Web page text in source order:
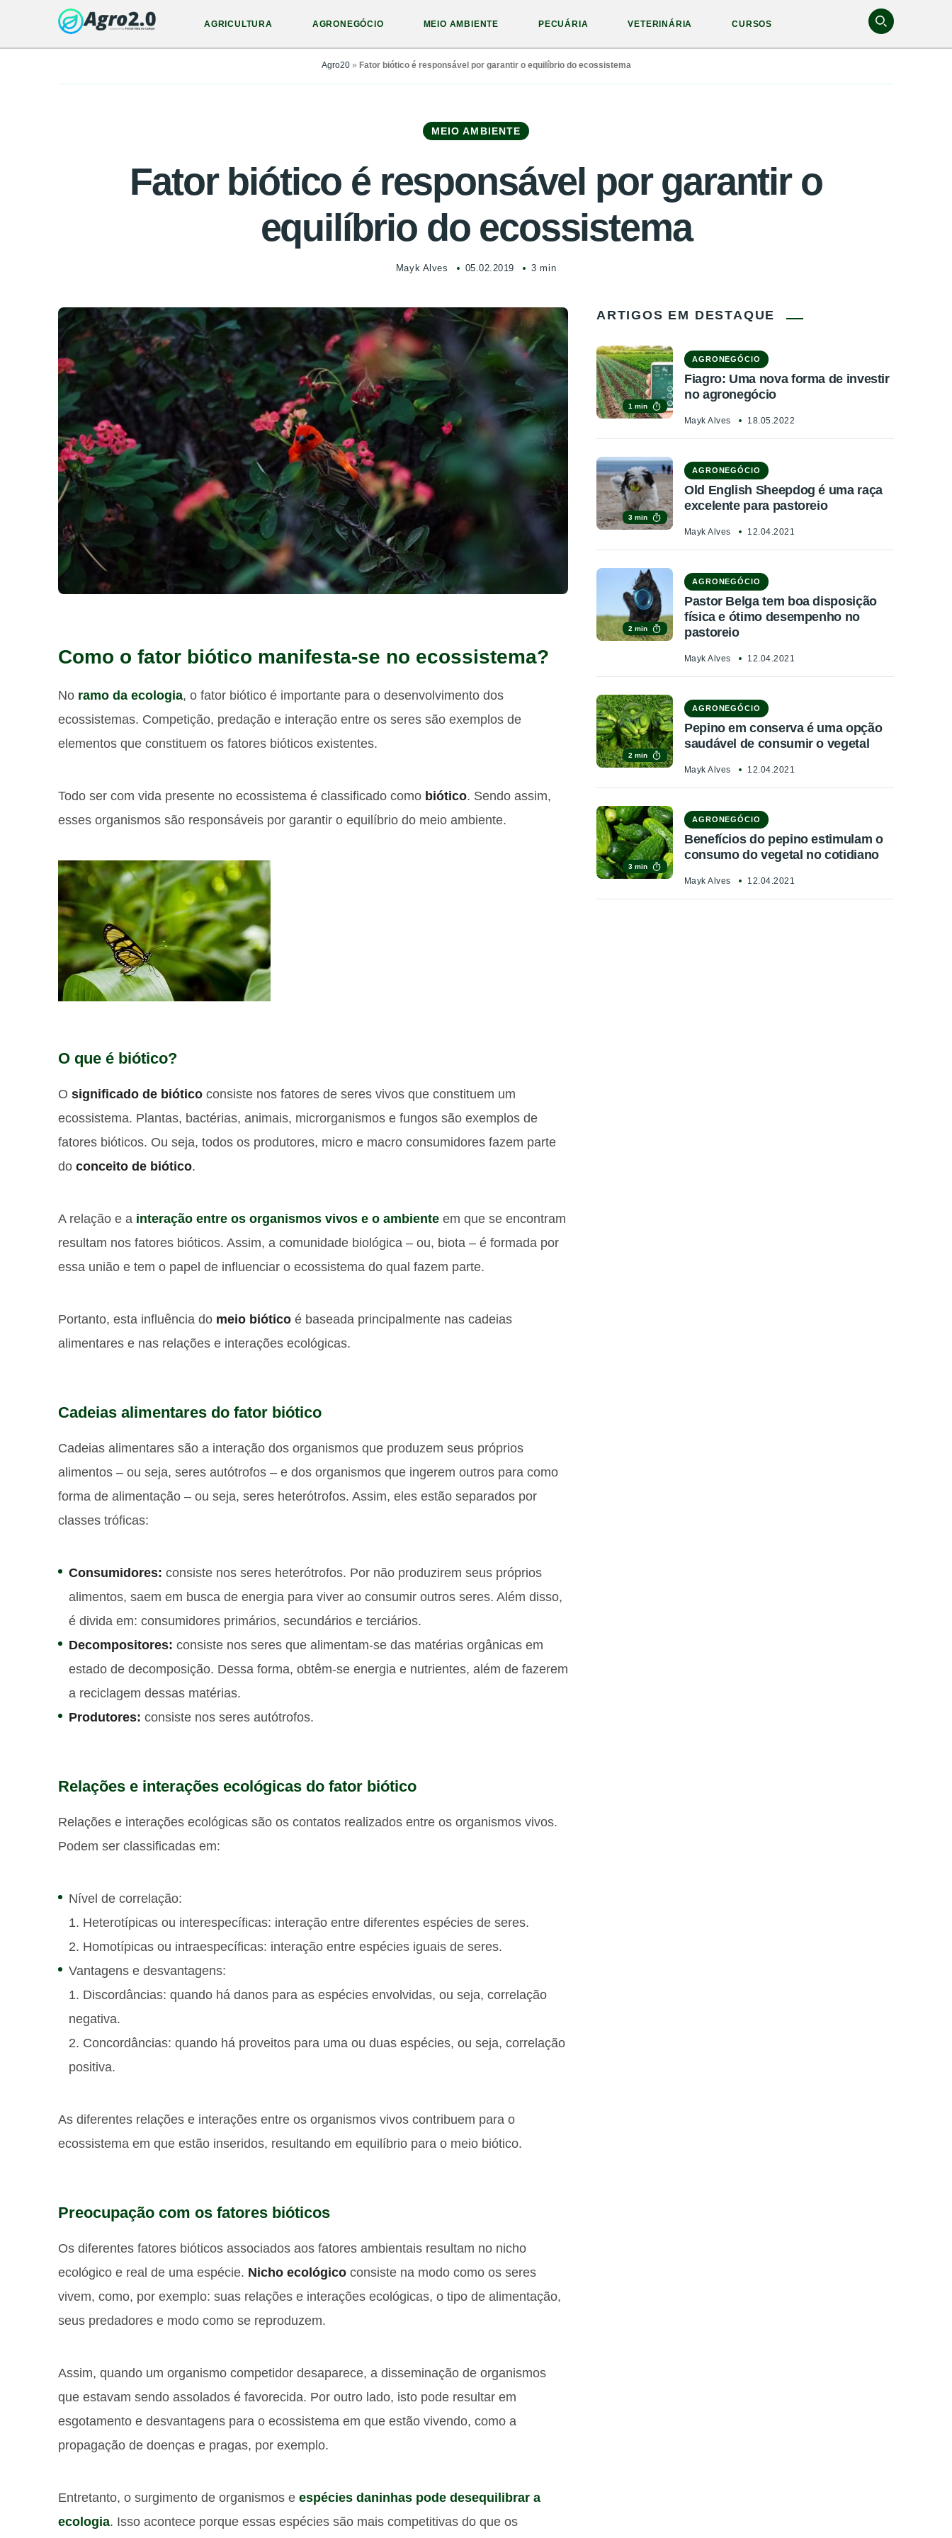
AGRICULTURA AGRONEGÓCIO MEIO AMBIENTE PECUÁRIA VETERINÁRIA CURSOS
Agro20» Fator biótico é responsável por garantir o equilíbrio do ecossistema
MEIO AMBIENTE
Fator biótico é responsável por garantir o
equilíbrio do ecossistema
Mayk Alves 05.02.2019 3 min
Como o fator biótico manifesta-se no ecossistema?
No ramo da ecologia, o fator biótico é importante para o desenvolvimento dos
ecossistemas. Competição, predação e interação entre os seres são exemplos de
elementos que constituem os fatores bióticos existentes.
Todo ser com vida presente no ecossistema é classificado como biótico. Sendo assim,
esses organismos são responsáveis por garantir o equilíbrio do meio ambiente.
O que é biótico?
O significado de biótico consiste nos fatores de seres vivos que constituem um
ecossistema. Plantas, bactérias, animais, microrganismos e fungos são exemplos de
fatores bióticos. Ou seja, todos os produtores, micro e macro consumidores fazem parte
do conceito de biótico.
A relação e a interação entre os organismos vivos e o ambiente em que se encontram
resultam nos fatores bióticos. Assim, a comunidade biológica – ou, biota – é formada por
essa união e tem o papel de influenciar o ecossistema do qual fazem parte.
Portanto, esta influência do meio biótico é baseada principalmente nas cadeias
alimentares e nas relações e interações ecológicas.
Cadeias alimentares do fator biótico
Cadeias alimentares são a interação dos organismos que produzem seus próprios
alimentos – ou seja, seres autótrofos – e dos organismos que ingerem outros para como
forma de alimentação – ou seja, seres heterótrofos. Assim, eles estão separados por
classes tróficas:
Consumidores: consiste nos seres heterótrofos. Por não produzirem seus próprios
alimentos, saem em busca de energia para viver ao consumir outros seres. Além disso,
é divida em: consumidores primários, secundários e terciários.
Decompositores: consiste nos seres que alimentam-se das matérias orgânicas em
estado de decomposição. Dessa forma, obtêm-se energia e nutrientes, além de fazerem
a reciclagem dessas matérias.
Produtores: consiste nos seres autótrofos.
Relações e interações ecológicas do fator biótico
Relações e interações ecológicas são os contatos realizados entre os organismos vivos.
Podem ser classificadas em:
Nível de correlação:
1. Heterotípicas ou interespecíficas: interação entre diferentes espécies de seres.
2. Homotípicas ou intraespecíficas: interação entre espécies iguais de seres.
Vantagens e desvantagens:
1. Discordâncias: quando há danos para as espécies envolvidas, ou seja, correlação
negativa.
2. Concordâncias: quando há proveitos para uma ou duas espécies, ou seja, correlação
positiva.
As diferentes relações e interações entre os organismos vivos contribuem para o
ecossistema em que estão inseridos, resultando em equilíbrio para o meio biótico.
Preocupação com os fatores bióticos
Os diferentes fatores bióticos associados aos fatores ambientais resultam no nicho
ecológico e real de uma espécie. Nicho ecológico consiste na modo como os seres
vivem, como, por exemplo: suas relações e interações ecológicas, o tipo de alimentação,
seus predadores e modo como se reproduzem.
Assim, quando um organismo competidor desaparece, a disseminação de organismos
que estavam sendo assolados é favorecida. Por outro lado, isto pode resultar em
esgotamento e desvantagens para o ecossistema em que estão vivendo, como a
propagação de doenças e pragas, por exemplo.
Entretanto, o surgimento de organismos e espécies daninhas pode desequilibrar a
ecologia. Isso acontece porque essas espécies são mais competitivas do que os
ARTIGOS EM DESTAQUE
1 min
AGRONEGÓCIO
Fiagro: Uma nova forma de investir
no agronegócio
Mayk Alves 18.05.2022
3 min
AGRONEGÓCIO
Old English Sheepdog é uma raça
excelente para pastoreio
Mayk Alves 12.04.2021
2 min
AGRONEGÓCIO
Pastor Belga tem boa disposição
física e ótimo desempenho no
pastoreio
Mayk Alves 12.04.2021
2 min
AGRONEGÓCIO
Pepino em conserva é uma opção
saudável de consumir o vegetal
Mayk Alves 12.04.2021
3 min
AGRONEGÓCIO
Benefícios do pepino estimulam o
consumo do vegetal no cotidiano
Mayk Alves 12.04.2021